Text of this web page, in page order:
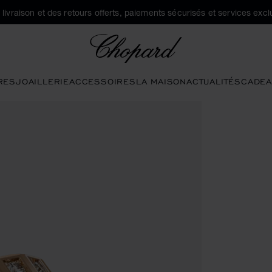
livraison et des retours offerts, paiements sécurisés et services
JOAILLERIEACCESSOIRESLA MAISONACTUALITÉS